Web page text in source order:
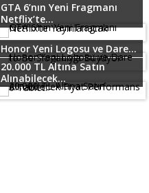
GTA 6’nın Yeni Fragmanı
Netflix’te...
Honor Yeni Logosu ve Dare...
20.000 TL Altına Satın
Alınabilecek...